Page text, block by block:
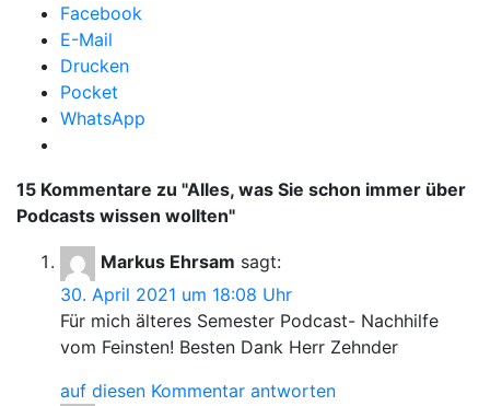
Facebook
E-Mail
Drucken
Pocket
WhatsApp
15 Kommentare zu "Alles, was Sie schon immer über
Podcasts wissen wollten"
Markus Ehrsam sagt:
30. April 2021 um 18:08 Uhr
Für mich älteres Semester Podcast- Nachhilfe
vom Feinsten! Besten Dank Herr Zehnder
auf diesen Kommentar antworten